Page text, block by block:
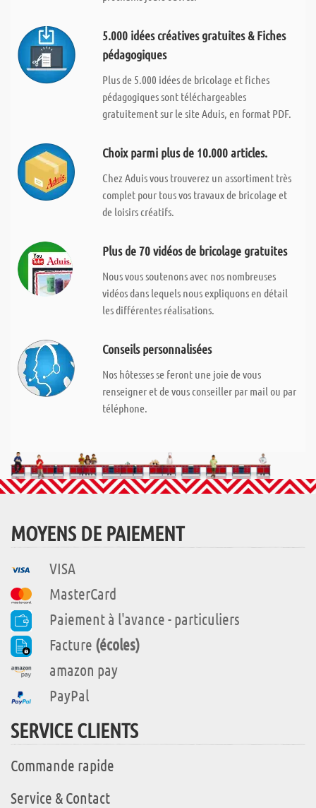
5.000 idées créatives gratuites & Fiches
pédagogiques
Plus de 5.000 idées de bricolage et fiches
pédagogiques sont téléchargeables
gratuitement sur le site Aduis, en format PDF.
Choix parmi plus de 10.000 articles.
Chez Aduis vous trouverez un assortiment très
complet pour tous vos travaux de bricolage et
de loisirs créatifs.
Plus de 70 vidéos de bricolage gratuites
Nous vous soutenons avec nos nombreuses
vidéos dans lequels nous expliquons en détail
les différentes réalisations.
Conseils personnalisées
Nos hôtesses se feront une joie de vous
renseigner et de vous conseiller par mail ou par
téléphone.
MOYENS DE PAIEMENT
VISA
MasterCard
Paiement à l'avance - particuliers
Facture (écoles)
amazon pay
PayPal
SERVICE CLIENTS
Commande rapide
Service & Contact